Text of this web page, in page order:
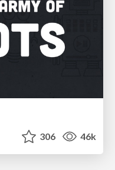
306 46k